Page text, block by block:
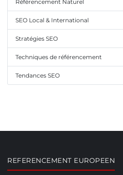
Référencement Naturel
SEO Local & International
Stratégies SEO
Techniques de référencement
Tendances SEO
REFERENCEMENT EUROPEEN